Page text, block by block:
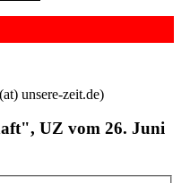
unsere-zeit.de)
UZ vom 26. Juni